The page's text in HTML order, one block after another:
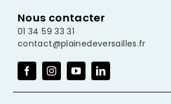
Nous contacter
01 34 59 33 31
contact@plainedeversailles.fr